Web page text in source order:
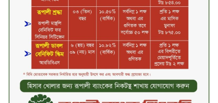
সপ্তাহের তৃতীয় কার্যদিবসে দরবৃদ্ধির
শীর্ষে সেন্ট্রাল ইন্সুরেন্স